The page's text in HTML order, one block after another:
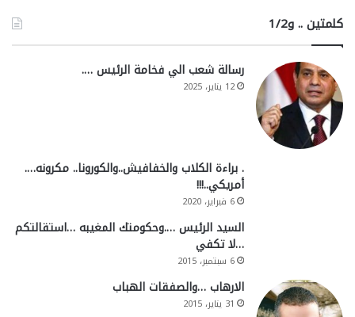
كلمتين .. و1/2
رسالة شعب الي فخامة الرئيس ….
12 يناير، 2025
. براءة الكلاب والخفافيش..والكورونا.. مكرونه….
أمريكي..!!!
6 فبراير، 2020
السيد الرئيس ….وحكومتك المغيبه …استقالتكم
…لا تكفي
6 سبتمبر، 2015
الارهاب …والصفقات الهباب
31 يناير، 2015